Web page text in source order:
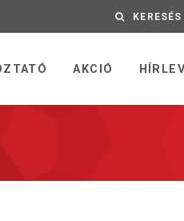
KERESÉS
AKCIÓ